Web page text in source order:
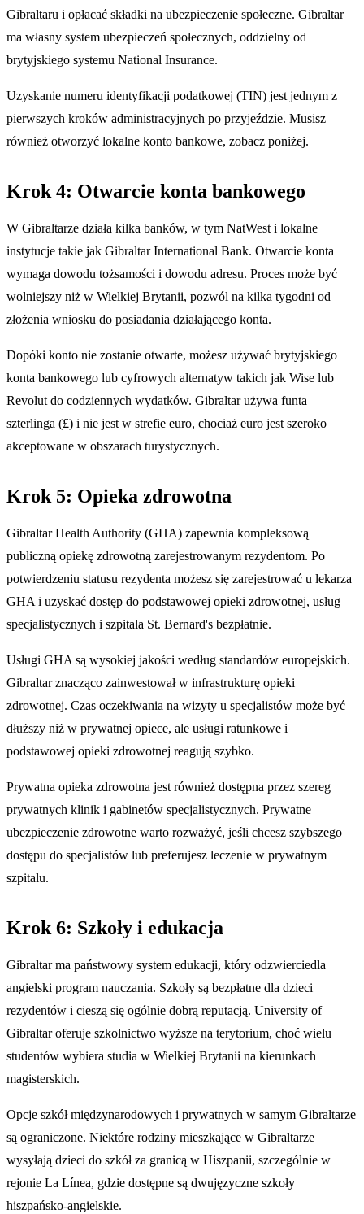
Gibraltaru i opłacać składki na ubezpieczenie społeczne. Gibraltar
ma własny system ubezpieczeń społecznych, oddzielny od
brytyjskiego systemu National Insurance.
Uzyskanie numeru identyfikacji podatkowej (TIN) jest jednym z
pierwszych kroków administracyjnych po przyjeździe. Musisz
również otworzyć lokalne konto bankowe, zobacz poniżej.
Krok 4: Otwarcie konta bankowego
W Gibraltarze działa kilka banków, w tym NatWest i lokalne
instytucje takie jak Gibraltar International Bank. Otwarcie konta
wymaga dowodu tożsamości i dowodu adresu. Proces może być
wolniejszy niż w Wielkiej Brytanii, pozwól na kilka tygodni od
złożenia wniosku do posiadania działającego konta.
Dopóki konto nie zostanie otwarte, możesz używać brytyjskiego
konta bankowego lub cyfrowych alternatyw takich jak Wise lub
Revolut do codziennych wydatków. Gibraltar używa funta
szterlinga (£) i nie jest w strefie euro, chociaż euro jest szeroko
akceptowane w obszarach turystycznych.
Krok 5: Opieka zdrowotna
Gibraltar Health Authority (GHA) zapewnia kompleksową
publiczną opiekę zdrowotną zarejestrowanym rezydentom. Po
potwierdzeniu statusu rezydenta możesz się zarejestrować u lekarza
GHA i uzyskać dostęp do podstawowej opieki zdrowotnej, usług
specjalistycznych i szpitala St. Bernard's bezpłatnie.
Usługi GHA są wysokiej jakości według standardów europejskich.
Gibraltar znacząco zainwestował w infrastrukturę opieki
zdrowotnej. Czas oczekiwania na wizyty u specjalistów może być
dłuższy niż w prywatnej opiece, ale usługi ratunkowe i
podstawowej opieki zdrowotnej reagują szybko.
Prywatna opieka zdrowotna jest również dostępna przez szereg
prywatnych klinik i gabinetów specjalistycznych. Prywatne
ubezpieczenie zdrowotne warto rozważyć, jeśli chcesz szybszego
dostępu do specjalistów lub preferujesz leczenie w prywatnym
szpitalu.
Krok 6: Szkoły i edukacja
Gibraltar ma państwowy system edukacji, który odzwierciedla
angielski program nauczania. Szkoły są bezpłatne dla dzieci
rezydentów i cieszą się ogólnie dobrą reputacją. University of
Gibraltar oferuje szkolnictwo wyższe na terytorium, choć wielu
studentów wybiera studia w Wielkiej Brytanii na kierunkach
magisterskich.
Opcje szkół międzynarodowych i prywatnych w samym Gibraltarze
są ograniczone. Niektóre rodziny mieszkające w Gibraltarze
wysyłają dzieci do szkół za granicą w Hiszpanii, szczególnie w
rejonie La Línea, gdzie dostępne są dwujęzyczne szkoły
hiszpańsko-angielskie.